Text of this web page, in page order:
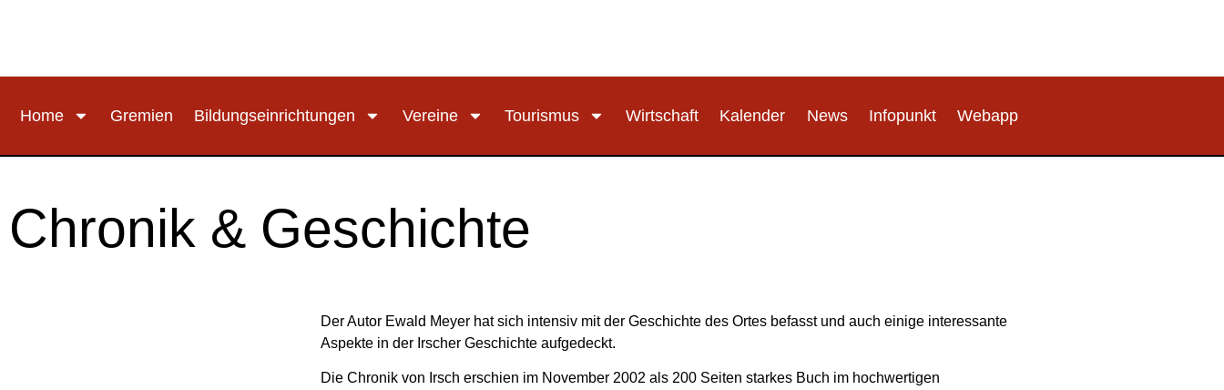
Home Gremien Bildungseinrichtungen Vereine Tourismus Wirtschaft Kalender News Infopunkt Webapp
Chronik & Geschichte
Der Autor Ewald Meyer hat sich intensiv mit der Geschichte des Ortes befasst und auch einige interessante
Aspekte in der Irscher Geschichte aufgedeckt.
Die Chronik von Irsch erschien im November 2002 als 200 Seiten starkes Buch im hochwertigen